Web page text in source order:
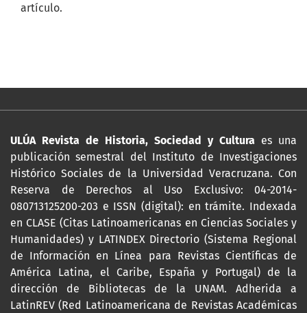
artículo.
ULÚA Revista de Historia, Sociedad y Cultura es una
publicación semestral del Instituto de Investigaciones
Histórico Sociales de la Universidad Veracruzana. Con
Reserva de Derechos al Uso Exclusivo: 04-2014-
080713125200-203 e ISSN (digital): en trámite. Indexada
en CLASE (Citas Latinoamericanas en Ciencias Sociales y
Humanidades) y LATINDEX Directorio (Sistema Regional
de Información en Línea para Revistas Científicas de
América Latina, el Caribe, España y Portugal) de la
dirección de Bibliotecas de la UNAM. Adherida a
LatinREV (Red Latinoamericana de Revistas Académicas